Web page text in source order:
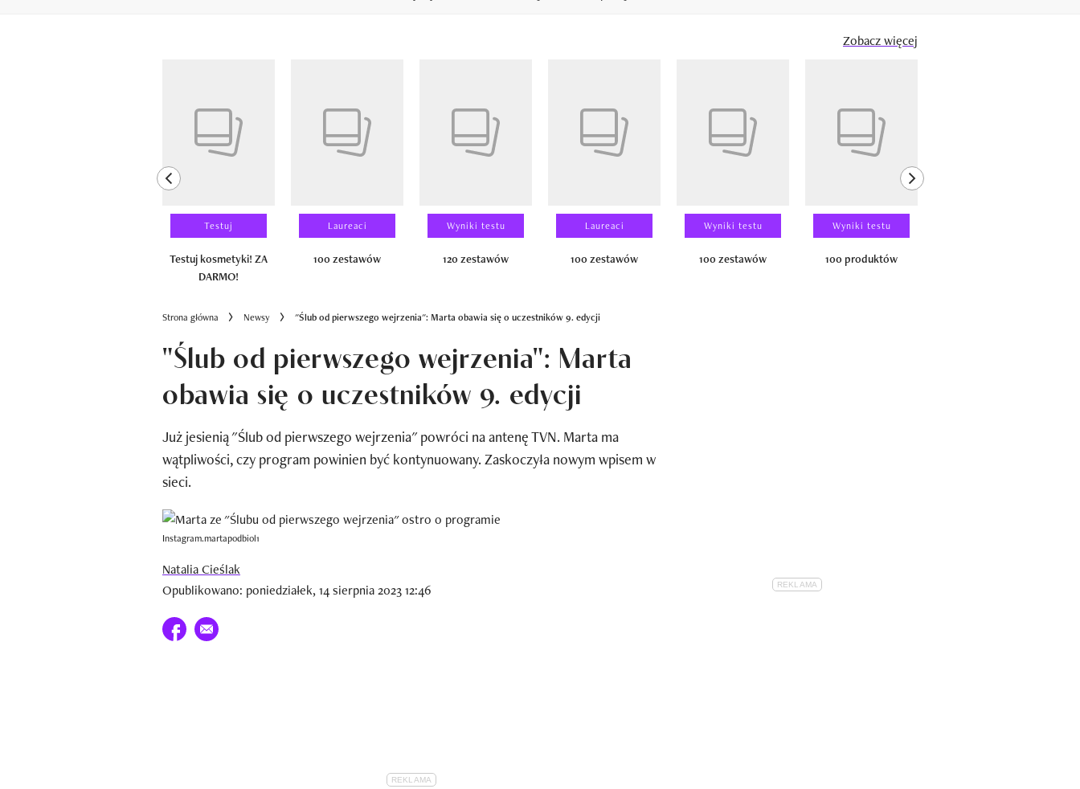
Zobacz więcej
previous element
Testuj
Testuj kosmetyki! ZA
DARMO!
Laureaci
100 zestawów
Wyniki testu
120 zestawów
Laureaci
100 zestawów
Wyniki testu
100 zestawów
Wyniki testu
100 produktów
next element
Strona główna Newsy "Ślub od pierwszego wejrzenia": Marta obawia się o uczestników 9. edycji
"Ślub od pierwszego wejrzenia": Marta
obawia się o uczestników 9. edycji
Już jesienią "Ślub od pierwszego wejrzenia" powróci na antenę TVN. Marta ma
wątpliwości, czy program powinien być kontynuowany. Zaskoczyła nowym wpisem w
sieci.
Instagram.martapodbiol1
Natalia Cieślak
Opublikowano: poniedziałek, 14 sierpnia 2023 12:46
Udostępnij na facebook
E-mail do przyjaciela